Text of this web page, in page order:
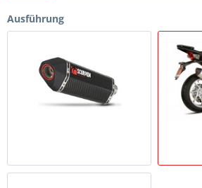
Ausführung